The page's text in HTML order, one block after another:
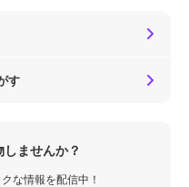
す
ませんか？
な情報を配信中！